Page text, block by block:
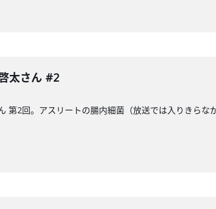
太さん #2
第2回。アスリートの腸内細菌（放送では入りきらな